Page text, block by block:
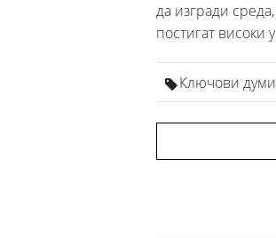
да изгради
постигат високи
Ключови